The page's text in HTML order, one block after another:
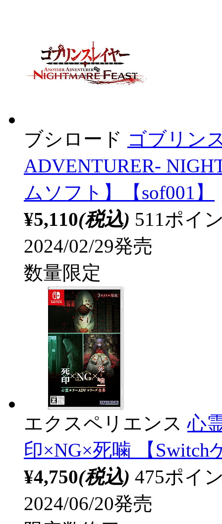
ブシロード ゴブリン
ADVENTURER-
ムソフト】【sof001】
¥5,110(税込) 511ポイ
2024/02/29発売
数量限定
エクスペリエンス 心
印×NG×死噛 【Switch
¥4,750(税込) 475ポイ
2024/06/20発売